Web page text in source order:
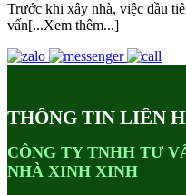
Trước khi xây nhà, việc đầu
vấn[...Xem thêm...]
THÔNG TIN LIÊN
CÔNG TY TNHH TƯ
NHÀ XINH XINH